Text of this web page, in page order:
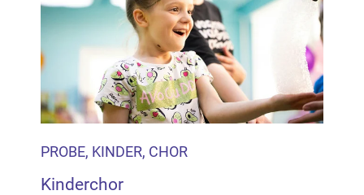
PROBE, KINDER, CHOR
Kinderchor